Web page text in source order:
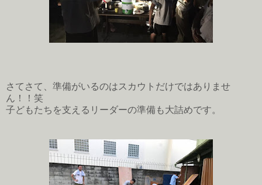
さてさて、準備がいるのはスカウトだけではありませ
ん！！笑
子どもたちを支えるリーダーの準備も大詰めです。